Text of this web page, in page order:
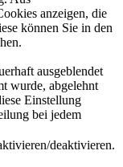
anzeigen, die
können Sie in den
ausgeblendet
wurde, abgelehnt
Einstellung
bei jedem
deaktivieren.